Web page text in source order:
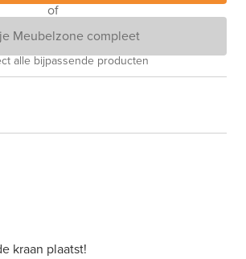
of
Meubelzone compleet
alle bijpassende producten
kraan plaatst!